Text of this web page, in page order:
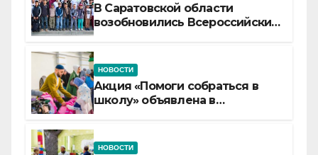
В Саратовской области
возобновились Всероссийские
НОВОСТИ
Акция «Помоги собраться в
школу» объявлена в
НОВОСТИ